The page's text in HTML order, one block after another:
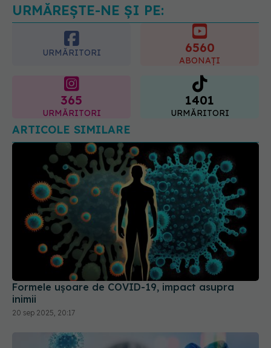
EXCLUSIV Brahiterapie vs
radioterapie externă în cancerul
ginecologic. Dr. Sorin Bogdan
(SANADOR) explică diferența și
cum acționează tratamentul
URMĂREȘTE-NE ȘI PE:
URMĂRITORI 6560
ABONAȚI
365
URMĂRITORI
1401
URMĂRITORI
ARTICOLE SIMILARE
Formele ușoare de COVID-19, impact asupra
inimii
20 sep 2025, 20:17